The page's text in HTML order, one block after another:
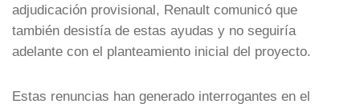
adjudicación provisional, Renault comunicó que
también desistía de estas ayudas y no seguiría
adelante con el planteamiento inicial del proyecto.
Estas renuncias han generado interrogantes en el